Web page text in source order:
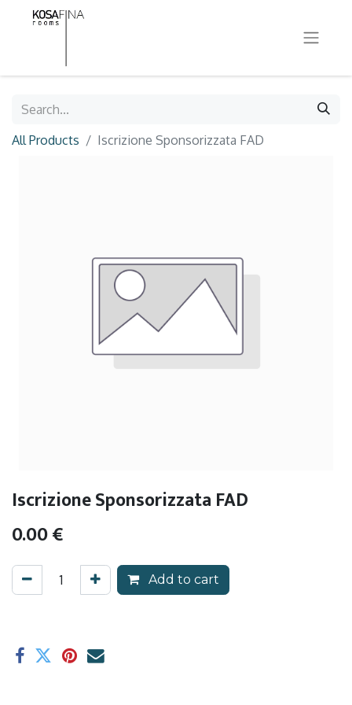
All Products Iscrizione Sponsorizzata FAD
Iscrizione Sponsorizzata FAD
0.00€
Add to cart